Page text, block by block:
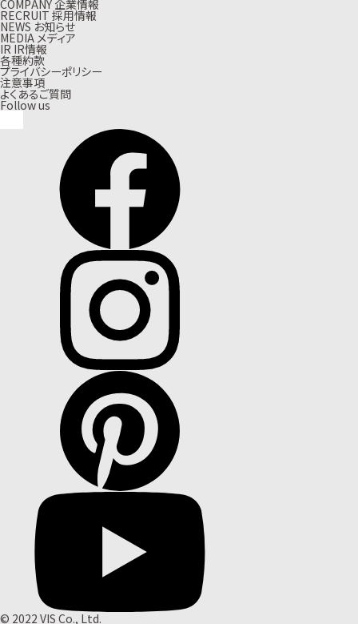
COMPANY企業情報
RECRUIT 採用情報
NEWS お知らせ
MEDIA メディア
IR IR情報
各種約款
プライバシーポリシー
注意事項
よくあるご質問
Follow us
© 2022 VIS Co., Ltd.